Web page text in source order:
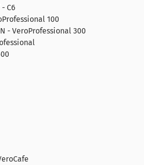
C6
100
- VeroProfessional 300